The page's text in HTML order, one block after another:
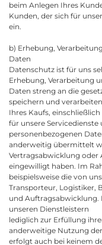
beim Anlegen Ihres
Kunden, der sich für
ein.
b) Erhebung,
Daten
Datenschutz ist für uns
Erhebung, Verarbeitung
Daten streng an die
speichern und
Ihres Kaufs,
für unsere
personenbezogenen
anderweitig übermittelt
Vertragsabwicklung oder
eingewilligt haben. Im
beispielsweise die von
Transporteur, Logistiker,
und Auftragsabwicklung.
unseren Dienstleistern
lediglich zur Erfüllung
anderweitige Nutzung
erfolgt auch bei keinem